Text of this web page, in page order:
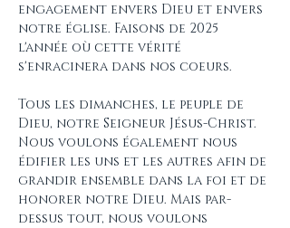
engagement envers Dieu et envers
notre église. Faisons de 2025
l'année où cette vérité
s'enracinera dans nos coeurs.
Tous les dimanches, le peuple de
Dieu, notre Seigneur Jésus-Christ.
Nous voulons également nous
édifier les uns et les autres afin de
grandir ensemble dans la foi et de
honorer notre Dieu. Mais par-
dessus tout, nous voulons